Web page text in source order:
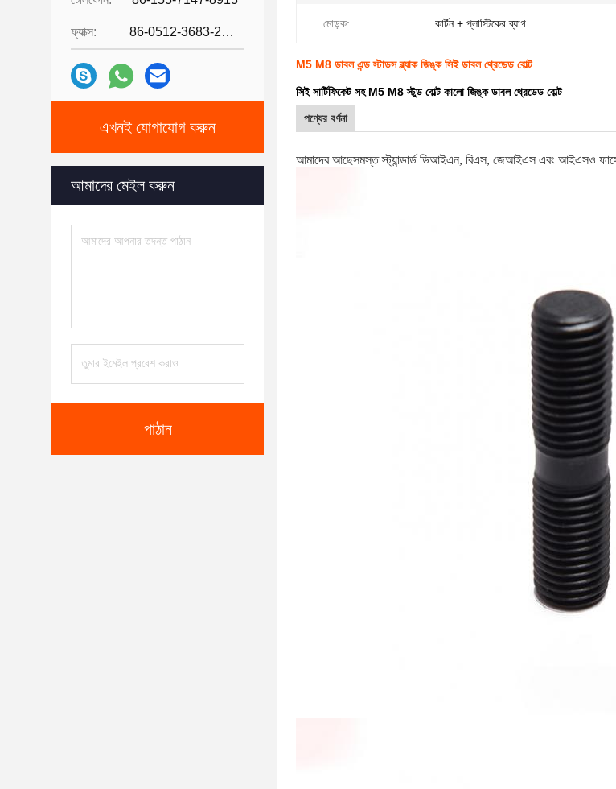
ফ্যাক্স: 86-0512-3683-2631
এখনই যোগাযোগ করুন
আমাদের মেইল ​​করুন
পাঠান
মোড়ক: কার্টন + প্লাস্টিকের ব্যাগ
M5 M8 ডাবল এন্ড স্টাডস ব্ল্যাক জিঙ্ক সিই ডাবল থ্রেডেড বোল্ট
সিই সার্টিফিকেট সহ M5 M8 স্টুড বোল্ট কালো জিঙ্ক ডাবল থ্রেডেড বোল্ট
পণ্যের বর্ণনা
আমাদের আছেসমস্ত স্ট্যান্ডার্ড ডিআইএন, বিএস, জেআইএস এবং আইএসও